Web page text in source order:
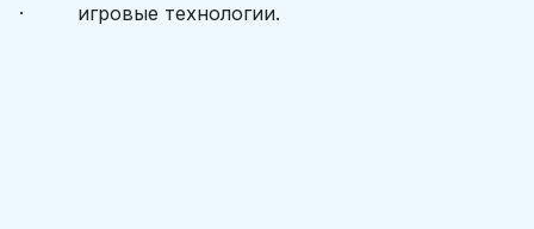
· игровые технологии.